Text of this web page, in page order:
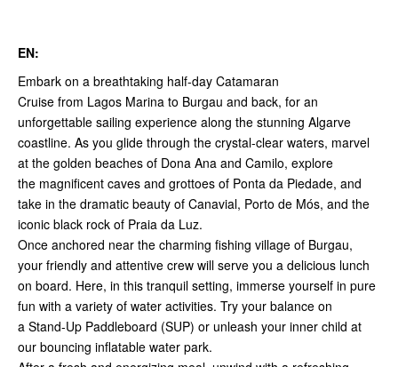
EN:
Embark on a breathtaking half-day Catamaran
Cruise from Lagos Marina to Burgau and back, for an
unforgettable sailing experience along the stunning Algarve
coastline. As you glide through the crystal-clear waters, marvel
at the golden beaches of Dona Ana and Camilo, explore
the magnificent caves and grottoes of Ponta da Piedade, and
take in the dramatic beauty of Canavial, Porto de Mós, and the
iconic black rock of Praia da Luz.
Once anchored near the charming fishing village of Burgau,
your friendly and attentive crew will serve you a delicious lunch
on board. Here, in this tranquil setting, immerse yourself in pure
fun with a variety of water activities. Try your balance on
a Stand-Up Paddleboard (SUP) or unleash your inner child at
our bouncing inflatable water park.